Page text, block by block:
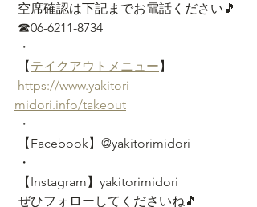
空席確認は下記までお電話ください🎵
☎06-6211-8734
・
【テイクアウトメニュー】
https://www.yakitori-
midori.info/takeout
・
【Facebook】@yakitorimidori
・
【Instagram】yakitorimidori
ぜひフォローしてくださいね🎵